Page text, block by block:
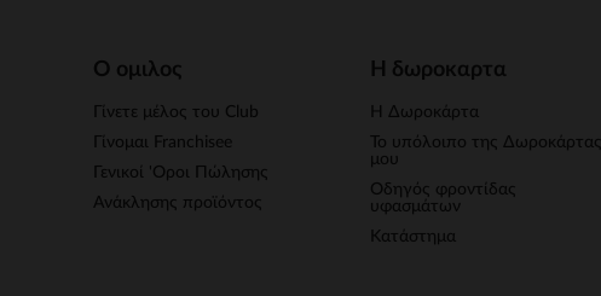
Ο ομιλος
Γίνετε μέλος του Club
Γίνομαι Franchisee
Γενικοί 'Οροι Πώλησης
Ανάκλησης προϊόντος
Η δωροκαρτα
Η Δωροκάρτα
Το υπόλοιπο της Δωροκάρτας
μου
Οδηγός φροντίδας
υφασμάτων
Κατάστημα